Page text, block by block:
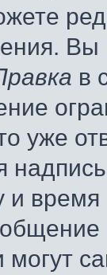
Вы
в
уже
и
могут